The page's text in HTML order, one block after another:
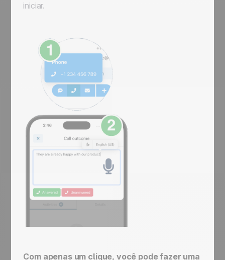
iniciar.
Com apenas um clique, você pode fazer uma